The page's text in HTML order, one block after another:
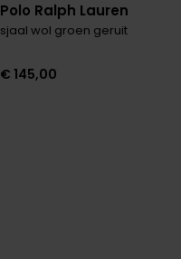
Polo Ralph Lauren
sjaal wol groen geruit
€ 145,00